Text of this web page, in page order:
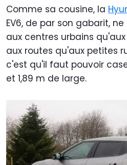
Comme sa cousine, la
EV6, de par son gabarit,
aux centres urbains
aux routes qu'aux petites
c'est qu'il faut pouvoir
et 1,89 m de large.